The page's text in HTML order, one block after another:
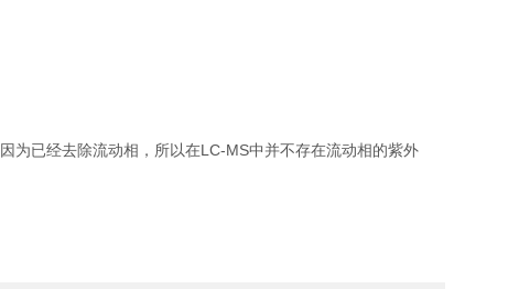
为已经去除流动相，所以在LC-MS中并不存在流动相的紫外